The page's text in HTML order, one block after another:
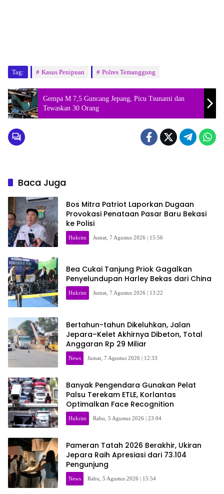
Tag: Kasus Penipuan Polres Temanggung
Gempa M 7,5 Guncang Jepang, Picu Tsunami dan
Tewaskan 30 Orang
Baca Juga
Bos Mitra Patriot Laporkan Dugaan
Provokasi Penataan Pasar Baru Bekasi
ke Polisi
Hukrim Jumat, 7 Agustus 2026 | 15:56
Bea Cukai Tanjung Priok Gagalkan
Penyelundupan Harley Bekas dari China
Hukrim Jumat, 7 Agustus 2026 | 13:22
Bertahun-tahun Dikeluhkan, Jalan
Jepara–Kelet Akhirnya Dibeton, Total
Anggaran Rp 29 Miliar
News Jumat, 7 Agustus 2026 | 12:33
Banyak Pengendara Gunakan Pelat
Palsu Terekam ETLE, Korlantas
Optimalkan Face Recognition
Hukrim Rabu, 5 Agustus 2026 | 23:04
Pameran Tatah 2026 Berakhir, Ukiran
Jepara Raih Apresiasi dari 73.104
Pengunjung
News Rabu, 5 Agustus 2026 | 15:54